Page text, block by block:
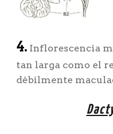
4.Inflorescencia
tan larga como el
débilmente